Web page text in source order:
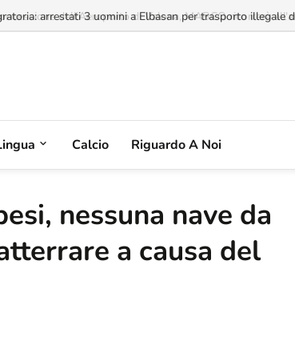
dell'Aeroporto di Valona, MABCO ricorrerà
Calcio Riguardo A Noi
nessuna nave da
a causa del